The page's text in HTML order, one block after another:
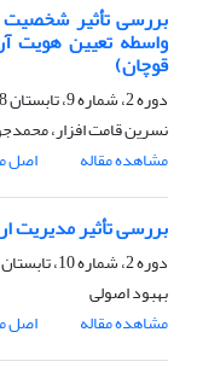
بررسی تأثیر شخصیت
واسطه تعیین هویت
قوچان)
دوره 2، شماره 9، تابستان 1398، صفحه
نسرین قامت افزار،
مشاهده مقاله
اصل
بررسی تأثیر مدیریت
دوره 2، شماره 10، تابستان 1398، صفحه
بهبود اصولی
مشاهده مقاله
اصل